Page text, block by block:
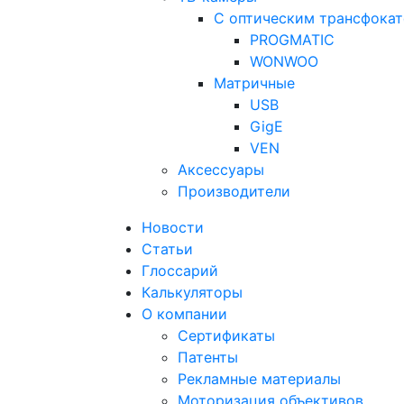
С оптическим
PROGMATIC
WONWOO
Матричные
USB
GigE
VEN
Аксессуары
Производители
Новости
Статьи
Глоссарий
Калькуляторы
О компании
Сертификаты
Патенты
Рекламные материалы
Моторизация объективов